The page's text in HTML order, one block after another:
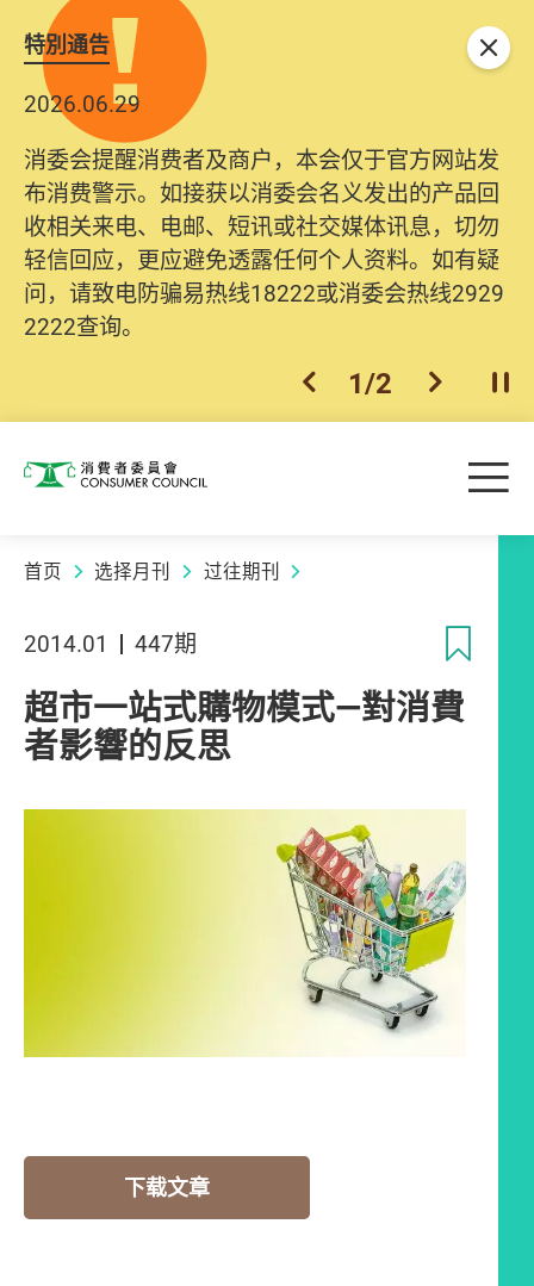
特別通告
2026.06.29
消委会提醒消费者及商户，本会仅于官方网站发
布消费警示。如接获以消委会名义发出的产品回
收相关来电、电邮、短讯或社交媒体讯息，切勿
轻信回应，更应避免透露任何个人资料。如有疑
问，请致电防骗易热线18222或消委会热线2929
2222查询。
上一个
1/2 下一个开
关闭
消费者委员会 目
首页 选择月刊 过往期刊
2014.01 447期
超市一站式購物模式—對消費
者影響的反思
下载文章